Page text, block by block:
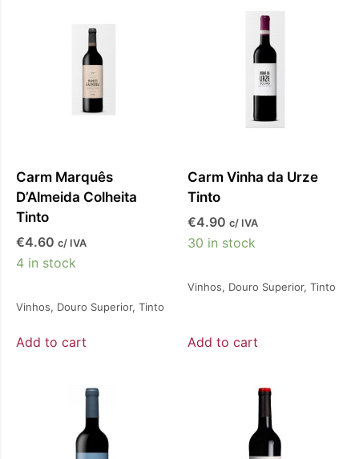
Carm Marquês
D’Almeida Colheita
Tinto
€4.60 c/ IVA
4 in stock
Vinhos, Douro Superior, Tinto
Add to cart
Carm Vinha da Urze
Tinto
€4.90 c/ IVA
30 in stock
Vinhos, Douro Superior, Tinto
Add to cart